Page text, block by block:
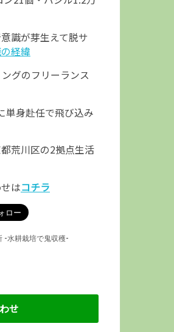
識が芽生えて脱サ
経緯
グのフリーランス
単身赴任で飛び込み
荒川区の2拠点生活
はコチラ
せ